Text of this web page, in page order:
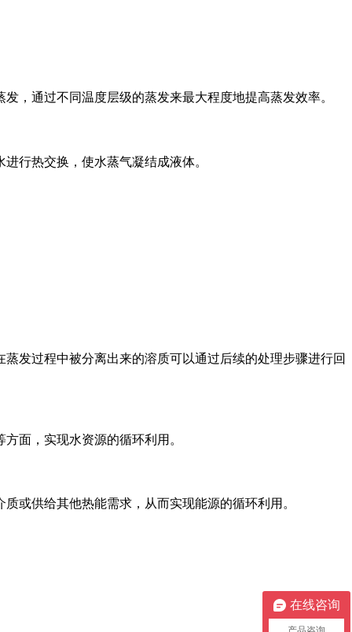
，通过不同温度层级的蒸发来最大程度地提高蒸发效率。
行热交换，使水蒸气凝结成液体。
发过程中被分离出来的溶质可以通过后续的处理步骤进行回
面，实现水资源的循环利用。
或供给其他热能需求，从而实现能源的循环利用。
在线咨询